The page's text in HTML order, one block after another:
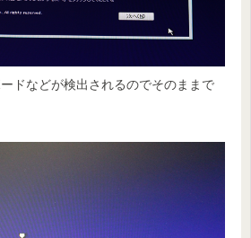
ドなどが検出されるのでそのままで